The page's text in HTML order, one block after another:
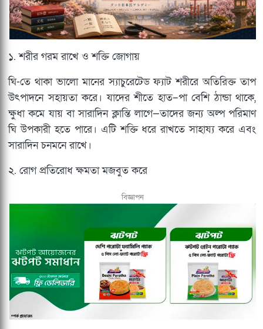
১. শরীর গরম রাখে ও শক্তি জোগায়
ঘি-তে থাকা ভালো মানের স্যাচুরেটেড ফ্যাট শরীরে অতিরিক্ত তাপ
উৎপাদনে সহায়তা করে। যাদের শীতে হাত–পা বেশি ঠান্ডা থাকে,
ক্ষুধা কমে যায় বা সারাদিন ক্লান্তি লাগে—তাদের জন্য অল্প পরিমাণ
ঘি উপকারী হতে পারে। এটি শক্তি ধরে রাখতে সাহায্য করে এবং
সারাদিন চনমনে রাখে।
২. রোগ প্রতিরোধ ক্ষমতা মজবুত করে
বিজ্ঞাপন